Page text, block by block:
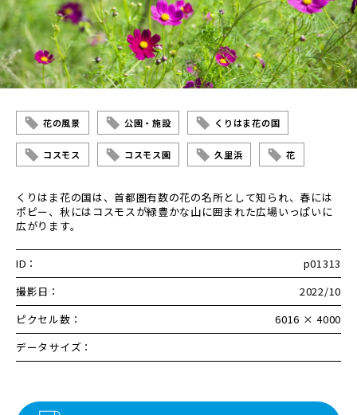
花の風景 公園・施設 くりはま花の国
コスモス コスモス園 久里浜 花
くりはま花の国は、首都圏有数の花の名所として知られ、春には
ポピー、秋にはコスモスが緑豊かな山に囲まれた広場いっぱいに
広がります。
ID：
p01313
撮影日：
2022/10
ピクセル数：
6016 × 4000
データサイズ：